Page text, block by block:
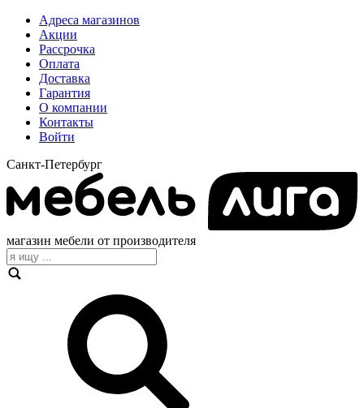
Адреса магазинов
Акции
Рассрочка
Оплата
Доставка
Гарантия
О компании
Контакты
Войти
Санкт-Петербург
магазин мебели от производителя